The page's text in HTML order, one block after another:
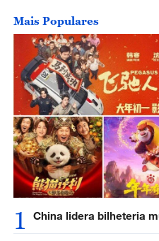
Mais Populares
1 China lidera bilheteria